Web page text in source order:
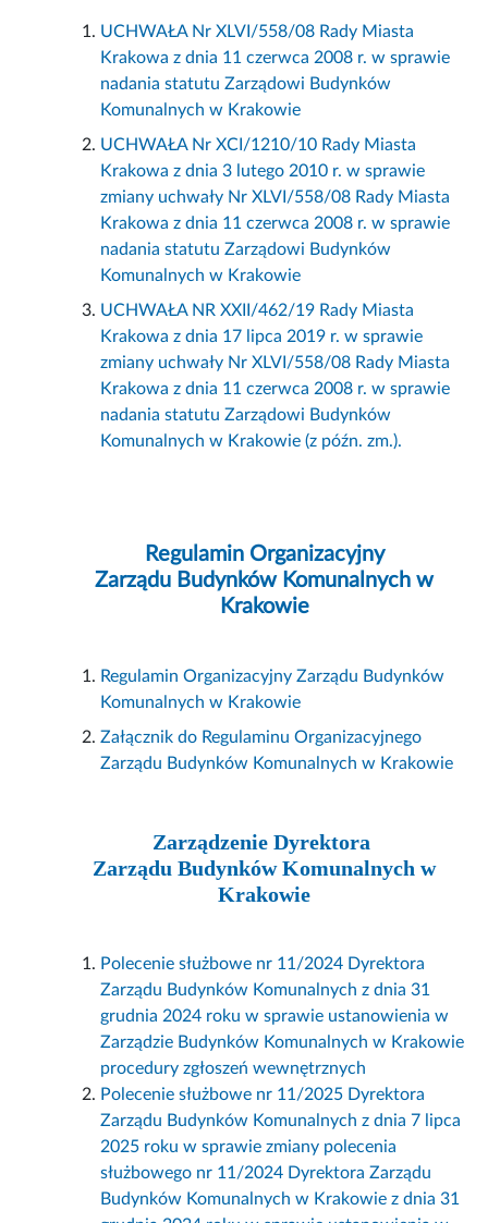
UCHWAŁA Nr XLVI/558/08 Rady Miasta
Krakowa z dnia 11 czerwca 2008 r. w sprawie
nadania statutu Zarządowi Budynków
Komunalnych w Krakowie
UCHWAŁA Nr XCI/1210/10 Rady Miasta
Krakowa z dnia 3 lutego 2010 r. w sprawie
zmiany uchwały Nr XLVI/558/08 Rady Miasta
Krakowa z dnia 11 czerwca 2008 r. w sprawie
nadania statutu Zarządowi Budynków
Komunalnych w Krakowie
UCHWAŁA NR XXII/462/19 Rady Miasta
Krakowa z dnia 17 lipca 2019 r. w sprawie
zmiany uchwały Nr XLVI/558/08 Rady Miasta
Krakowa z dnia 11 czerwca 2008 r. w sprawie
nadania statutu Zarządowi Budynków
Komunalnych w Krakowie (z późn. zm.).
Regulamin Organizacyjny
Zarządu Budynków Komunalnych w
Krakowie
Regulamin Organizacyjny Zarządu Budynków
Komunalnych w Krakowie
Załącznik do Regulaminu Organizacyjnego
Zarządu Budynków Komunalnych w Krakowie
Zarządzenie Dyrektora
Zarządu Budynków Komunalnych w
Krakowie
Polecenie służbowe nr 11/2024 Dyrektora
Zarządu Budynków Komunalnych z dnia 31
grudnia 2024 roku w sprawie ustanowienia w
Zarządzie Budynków Komunalnych w Krakowie
procedury zgłoszeń wewnętrznych
Polecenie służbowe nr 11/2025 Dyrektora
Zarządu Budynków Komunalnych z dnia 7 lipca
2025 roku w sprawie zmiany polecenia
służbowego nr 11/2024 Dyrektora Zarządu
Budynków Komunalnych w Krakowie z dnia 31